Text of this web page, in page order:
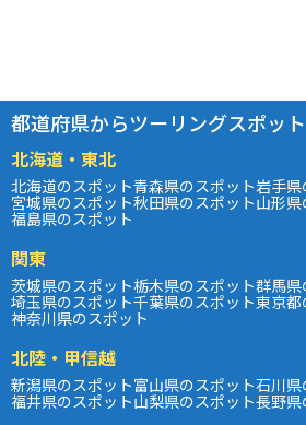
都道府県からツーリングスポッ
北海道・東北
北海道のスポット青森県のスポット岩手県
宮城県のスポット秋田県のスポット山形県
福島県のスポット
関東
茨城県のスポット栃木県のスポット群馬県
埼玉県のスポット千葉県のスポット東京都
神奈川県のスポット
北陸・甲信越
新潟県のスポット富山県のスポット石川県
福井県のスポット山梨県のスポット長野県